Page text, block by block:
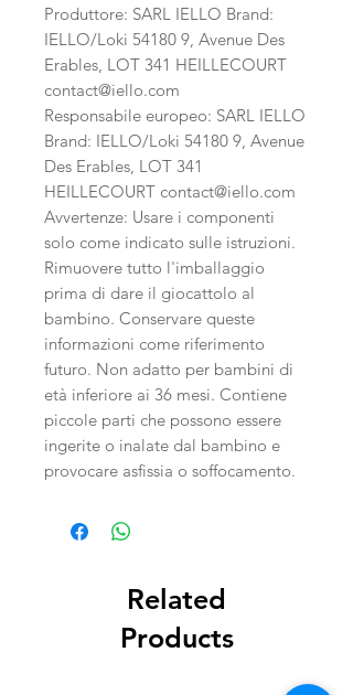
Produttore: SARL IELLO Brand:
IELLO/Loki 54180 9, Avenue Des
Erables, LOT 341 HEILLECOURT
contact@iello.com
Responsabile europeo: SARL IELLO
Brand: IELLO/Loki 54180 9, Avenue
Des Erables, LOT 341
HEILLECOURT contact@iello.com
Avvertenze: Usare i componenti
solo come indicato sulle istruzioni.
Rimuovere tutto l'imballaggio
prima di dare il giocattolo al
bambino. Conservare queste
informazioni come riferimento
futuro. Non adatto per bambini di
età inferiore ai 36 mesi. Contiene
piccole parti che possono essere
ingerite o inalate dal bambino e
provocare asfissia o soffocamento.
Related
Products